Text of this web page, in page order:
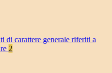
di carattere generale riferiti a
2